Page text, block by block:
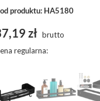
produktu: HA5180
zł brutto
regularna: